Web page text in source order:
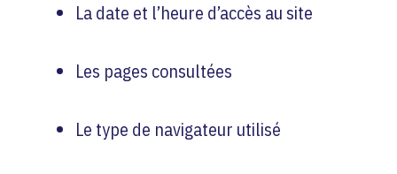
La date et l’heure d’accès au site
Les pages consultées
Le type de navigateur utilisé